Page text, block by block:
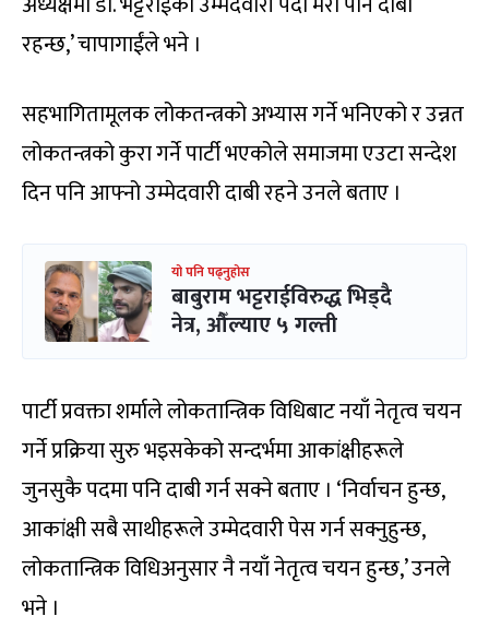
रहन्छ,’ चापागाईंले भने ।
सहभागितामूलक लोकतन्त्रको अभ्यास गर्ने भनिएको र उन्नत
लोकतन्त्रको कुरा गर्ने पार्टी भएकोले समाजमा एउटा सन्देश
दिन पनि आफ्नो उम्मेदवारी दाबी रहने उनले बताए ।
यो पनि पढ्नुहोस
बाबुराम भट्टराईविरुद्ध भिड्दै
नेत्र, औँल्याए ५ गल्ती
पार्टी प्रवक्ता शर्माले लोकतान्त्रिक विधिबाट नयाँ नेतृत्व चयन
गर्ने प्रक्रिया सुरु भइसकेको सन्दर्भमा आकांक्षीहरूले
जुनसुकै पदमा पनि दाबी गर्न सक्ने बताए । ‘निर्वाचन हुन्छ,
आकांक्षी सबै साथीहरूले उम्मेदवारी पेस गर्न सक्नुहुन्छ,
लोकतान्त्रिक विधिअनुसार नै नयाँ नेतृत्व चयन हुन्छ,’ उनले
भने ।